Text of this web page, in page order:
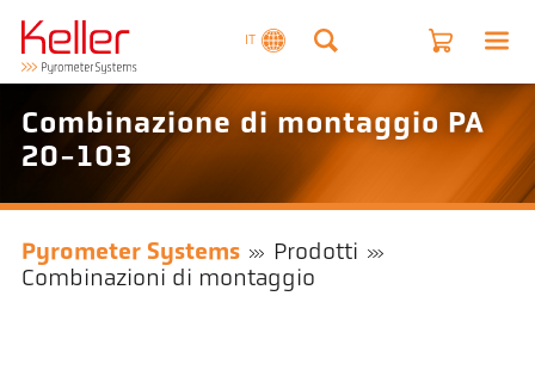
IT
Combinazione di montaggio PA
20-103
Pyrometer Systems
Prodotti
Combinazioni di montaggio